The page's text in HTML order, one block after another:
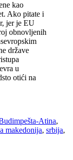
kao
Ako pitate i
jer je EU
obnovljenih
države
u
otići na
Atina,
makedonija, srbija,